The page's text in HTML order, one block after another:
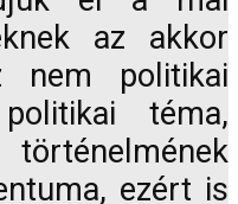
az akkor
nem politikai
téma,
ezért is